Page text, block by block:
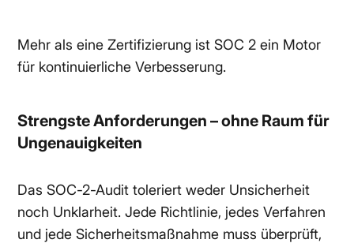
Mehr als eine Zertifizierung ist SOC 2 ein Motor
für kontinuierliche Verbesserung.
Strengste Anforderungen – ohne Raum für
Ungenauigkeiten
Das SOC-2-Audit toleriert weder Unsicherheit
noch Unklarheit. Jede Richtlinie, jedes Verfahren
und jede Sicherheitsmaßnahme muss überprüft,